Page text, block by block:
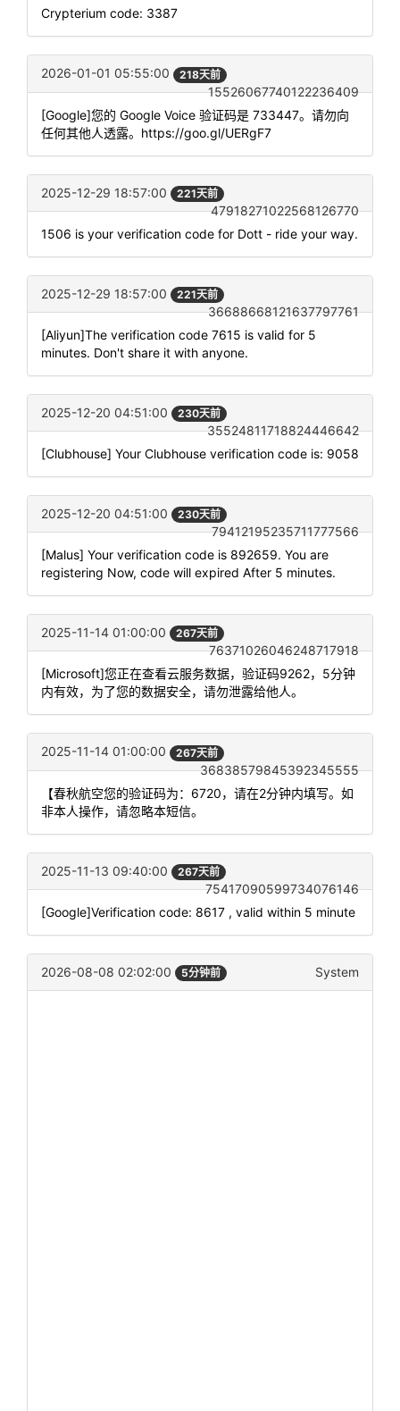
Crypterium code: 3387
2026-01-01 05:55:00 218天前
15526067740122236409
[Google]您的 Google Voice 验证码是 733447。请勿向
任何其他人透露。https://goo.gl/UERgF7
2025-12-29 18:57:00 221天前
47918271022568126770
1506 is your verification code for Dott - ride your way.
2025-12-29 18:57:00 221天前
36688668121637797761
[Aliyun]The verification code 7615 is valid for 5
minutes. Don't share it with anyone.
2025-12-20 04:51:00 230天前
35524811718824446642
[Clubhouse] Your Clubhouse verification code is: 9058
2025-12-20 04:51:00 230天前
79412195235711777566
[Malus] Your verification code is 892659. You are
registering Now, code will expired After 5 minutes.
2025-11-14 01:00:00 267天前
76371026046248717918
[Microsoft]您正在查看云服务数据，验证码9262，5分钟
内有效，为了您的数据安全，请勿泄露给他人。
2025-11-14 01:00:00 267天前
36838579845392345555
【春秋航空您的验证码为：6720，请在2分钟内填写。如
非本人操作，请忽略本短信。
2025-11-13 09:40:00 267天前
75417090599734076146
[Google]Verification code: 8617 , valid within 5 minute
2026-08-08 02:02:00 5分钟前 System